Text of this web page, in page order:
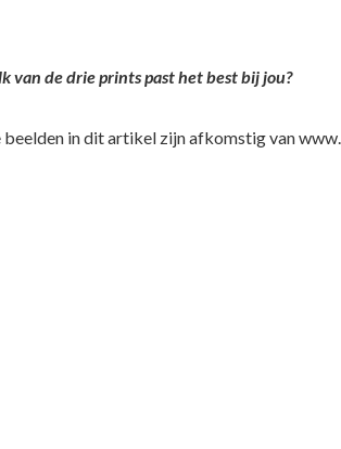
van de drie prints past het best bij jou?
beelden in dit artikel zijn afkomstig van